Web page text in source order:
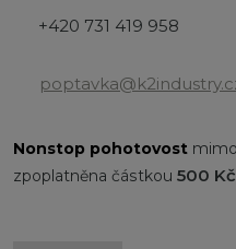
+420 731 419 958
Nonstop pohotovost
zpoplatněna částkou 500 Kč